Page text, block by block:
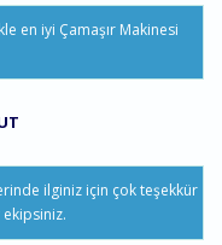
en iyi Çamaşır Makinesi
ilginiz için çok teşekkür